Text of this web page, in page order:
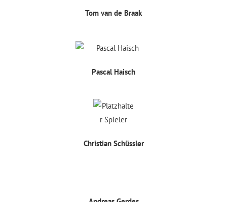
Tom van de Braak
Pascal Haisch
Christian Schüssler